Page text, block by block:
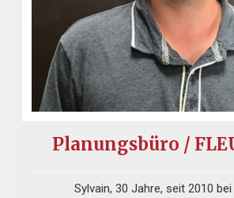
Planungsbüro /
Sylvain, 30 Jahre, seit 2010